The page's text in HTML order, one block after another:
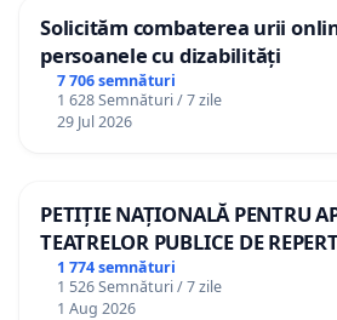
Solicităm combaterea urii
persoanele cu dizabilități
7 706 semnături
1 628 Semnături / 7 zile
29 Jul 2026
PETIȚIE NAȚIONALĂ PENTRU
TEATRELOR PUBLICE DE
ROMÂNIA
1 774 semnături
1 526 Semnături / 7 zile
1 Aug 2026